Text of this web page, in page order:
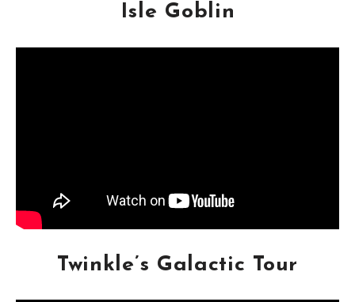
Isle Goblin
Twinkle’s Galactic Tour